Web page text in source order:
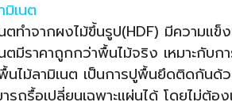
เนต
ตทำจากผงไม้ขึ้นรูป(HDF) มีความแ
ตมีราคาถูกกว่าพื้นไม้จริง เหมาะกับ
ไม้ลามิเนต เป็นการปูพื้นยึดติดกันด้
รถรื้อเปลี่ยนเฉพาะแผ่นได้ โดยไม่ต้อ